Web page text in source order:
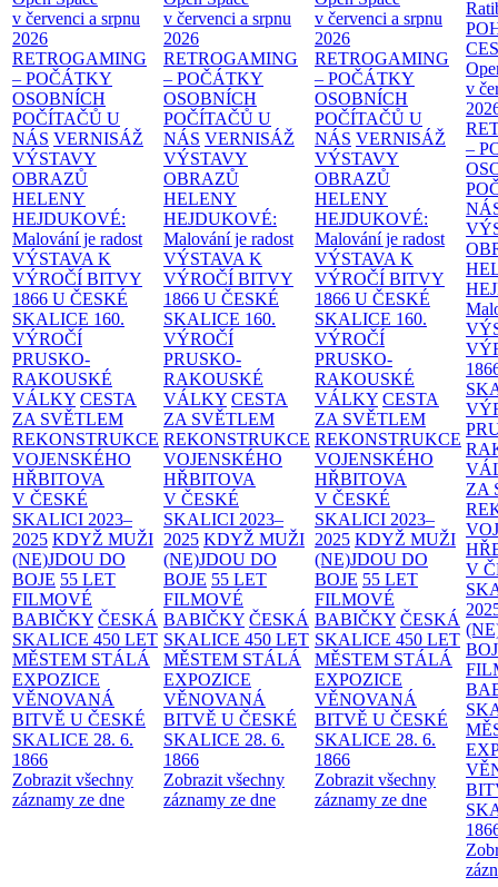
v červenci a srpnu
2026
RETROGAMING
– POČÁTKY
OSOBNÍCH
POČÍTAČŮ U
NÁS VERNISÁŽ
VÝSTAVY
OBRAZŮ
HELENY
HEJDUKOVÉ:
Malování je radost
VÝSTAVA K
VÝROČÍ BITVY
1866 U ČESKÉ
SKALICE 160.
VÝROČÍ
PRUSKO-
RAKOUSKÉ
VÁLKY CESTA
ZA SVĚTLEM
REKONSTRUKCE
VOJENSKÉHO
HŘBITOVA
V ČESKÉ
SKALICI 2023–
2025 KDYŽ MUŽI
(NE)JDOU DO
BOJE 55 LET
FILMOVÉ
BABIČKY ČESKÁ
SKALICE 450 LET
MĚSTEM STÁLÁ
EXPOZICE
VĚNOVANÁ
BITVĚ U ČESKÉ
SKALICE 28. 6.
1866
Zobrazit všechny
záznamy ze dne
v červenci a srpnu
2026
RETROGAMING
– POČÁTKY
OSOBNÍCH
POČÍTAČŮ U
NÁS VERNISÁŽ
VÝSTAVY
OBRAZŮ
HELENY
HEJDUKOVÉ:
Malování je radost
VÝSTAVA K
VÝROČÍ BITVY
1866 U ČESKÉ
SKALICE 160.
VÝROČÍ
PRUSKO-
RAKOUSKÉ
VÁLKY CESTA
ZA SVĚTLEM
REKONSTRUKCE
VOJENSKÉHO
HŘBITOVA
V ČESKÉ
SKALICI 2023–
2025 KDYŽ MUŽI
(NE)JDOU DO
BOJE 55 LET
FILMOVÉ
BABIČKY ČESKÁ
SKALICE 450 LET
MĚSTEM STÁLÁ
EXPOZICE
VĚNOVANÁ
BITVĚ U ČESKÉ
SKALICE 28. 6.
1866
Zobrazit všechny
záznamy ze dne
v červenci a srpnu
2026
RETROGAMING
– POČÁTKY
OSOBNÍCH
POČÍTAČŮ U
NÁS VERNISÁŽ
VÝSTAVY
OBRAZŮ
HELENY
HEJDUKOVÉ:
Malování je radost
VÝSTAVA K
VÝROČÍ BITVY
1866 U ČESKÉ
SKALICE 160.
VÝROČÍ
PRUSKO-
RAKOUSKÉ
VÁLKY CESTA
ZA SVĚTLEM
REKONSTRUKCE
VOJENSKÉHO
HŘBITOVA
V ČESKÉ
SKALICI 2023–
2025 KDYŽ MUŽI
(NE)JDOU DO
BOJE 55 LET
FILMOVÉ
BABIČKY ČESKÁ
SKALICE 450 LET
MĚSTEM STÁLÁ
EXPOZICE
VĚNOVANÁ
BITVĚ U ČESKÉ
SKALICE 28. 6.
1866
Zobrazit všechny
záznamy ze dne
v
–
ZA
V